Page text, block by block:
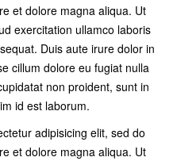
et dolore magna aliqua. Ut
exercitation ullamco laboris
Duis aute irure dolor in
cillum dolore eu fugiat nulla
non proident, sunt in
id est laborum.
adipisicing elit, sed do
et dolore magna aliqua. Ut